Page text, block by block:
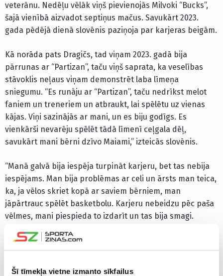
Šī tīmekļa vietne izmanto sīkfailus
veterānu. Nedēļu vēlāk viņš pievienojās Milvoki “Bucks”,
šajā vienībā aizvadot septiņus mačus. Savukārt 2023.
gada pēdējā dienā slovēnis paziņoja par karjeras beigām.
Kā norāda pats Dragičs, tad viņam 2023. gadā bija
pārrunas ar “Partizan”, taču viņš saprata, ka veselības
stāvoklis neļaus viņam demonstrēt laba līmeņa
sniegumu. “Es runāju ar “Partizan”, taču nedrīkst melot
faniem un treneriem un atbraukt, lai spēlētu uz vienas
kājas. Viņi sazinājās ar mani, un es biju godīgs. Es
vienkārši nevarēju spēlēt tādā līmenī ceļgala dēļ,
savukārt mani bērni dzīvo Maiami,” izteicās slovēnis.
“Manā galvā bija iespēja turpināt karjeru, bet tas nebija
iespējams. Man bija problēmas ar celi un ārsts man teica,
ka, ja vēlos skriet kopā ar saviem bērniem, man
jāpārtrauc spēlēt basketbolu. Karjeru nebeidzu pēc paša
vēlmes, mani piespieda to izdarīt un tas bija smagi.
divas, bet tas nenotika,” atceras Dragičs.
CITAS ZIŅAS NO ŠĪS KATEGORIJAS